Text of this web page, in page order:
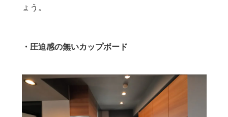
ょう。
・圧迫感の無いカップボード